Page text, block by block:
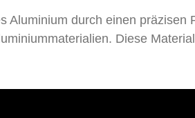
Aluminium durch einen präzisen
Diese